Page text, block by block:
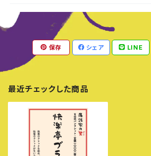
保存 シェア LINE
最近チェックした商品